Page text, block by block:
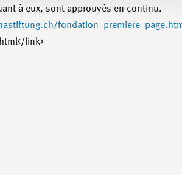
à eux, sont approuvés en continu.
link>